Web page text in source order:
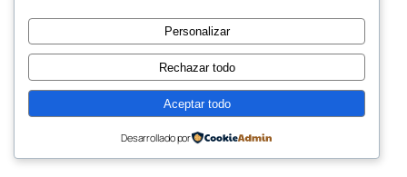
Personalizar
Rechazar todo
Aceptar todo
Desarrollado por